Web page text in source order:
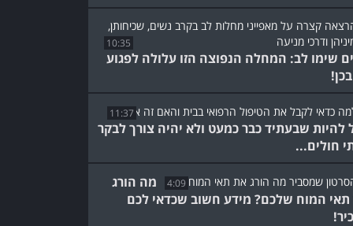
10:35
שימו לב: המחלה הנפוצה הזו עלולה לפגוע
11:37
להיות שבעתיד כבר כמעט ולא יהיה צורך לבקר
חולים...
4:09
מה הורג
המוח שלכם? מידע חשוב שכדאי לכם